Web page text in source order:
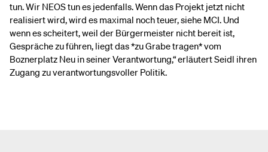
tun. Wir NEOS tun es jedenfalls. Wenn das Projekt jetzt nicht
realisiert wird, wird es maximal noch teuer, siehe MCI. Und
wenn es scheitert, weil der Bürgermeister nicht bereit ist,
Gespräche zu führen, liegt das *zu Grabe tragen* vom
Boznerplatz Neu in seiner Verantwortung,“ erläutert Seidl ihren
Zugang zu verantwortungsvoller Politik.